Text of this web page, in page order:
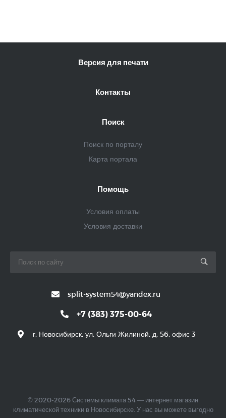
Версия для печати
Контакты
Поиск
Поиск по порталу
Карта портала
Помощь
Условия оплаты
Условия доставки
split-system54@yandex.ru
+7 (383) 375-00-64
г. Новосибирск, ул. Ольги Жилиной, д. 56, офис 3
© 2020-2026 Системы климата 54 — интернет магазин
климатической техники в Новосибирске. У нас вы можете выгодно